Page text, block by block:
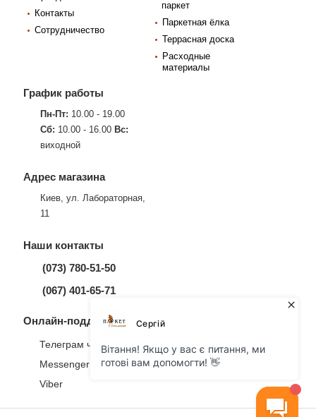
Контакты
Сотрудничество
паркет
Паркетная ёлка
Террасная доска
Расходные
материалы
График работы
Пн-Пт: 10.00 - 19.00
Сб: 10.00 - 16.00 Вс:
виходной
Адрес магазина
Киев, ул. Лабораторная,
11
Наши контакты
(073) 780-51-50
(067) 401-65-71
Онлайн-поддержка
Телеграм чат
Messenger
Viber